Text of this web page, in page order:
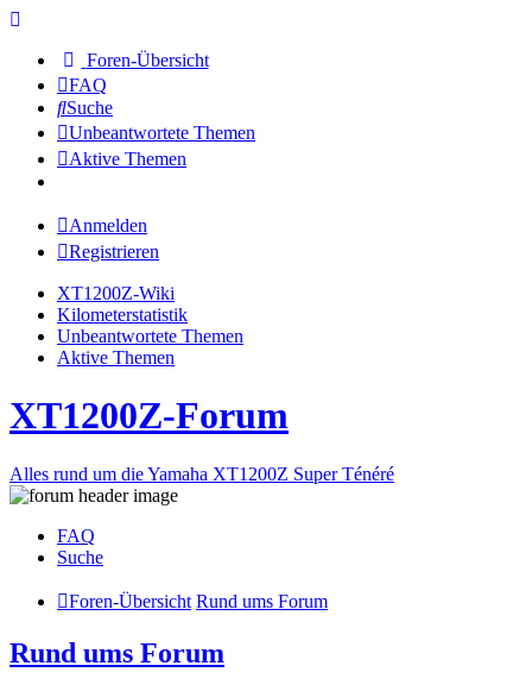
Foren-Übersicht
FAQ
Suche
Unbeantwortete Themen
Aktive Themen
Anmelden
Registrieren
XT1200Z-Wiki
Kilometerstatistik
Unbeantwortete Themen
Aktive Themen
XT1200Z-Forum
Alles rund um die Yamaha XT1200Z Super Ténéré
FAQ
Suche
Foren-Übersicht Rund ums Forum
Rund ums Forum